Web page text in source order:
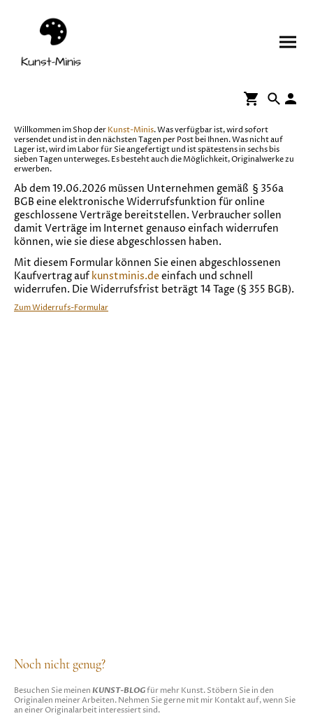
Willkommen im Shop der Kunst-Minis. Was verfügbar ist, wird sofort
versendet und ist in den nächsten Tagen per Post bei Ihnen. Was nicht auf
Lager ist, wird im Labor für Sie angefertigt und ist spätestens in sechs bis
sieben Tagen unterweges. Es besteht auch die Möglichkeit, Originalwerke zu
erwerben.
Ab dem 19.06.2026 müssen Unternehmen gemäß § 356a
BGB eine elektronische Widerrufsfunktion für online
geschlossene Verträge bereitstellen. Verbraucher sollen
damit Verträge im Internet genauso einfach widerrufen
können, wie sie diese abgeschlossen haben.
Mit diesem Formular können Sie einen abgeschlossenen
Kaufvertrag auf kunstminis.deeinfach und schnell
widerrufen. Die Widerrufsfrist beträgt 14 Tage (§ 355 BGB).
Zum Widerrufs-Formular
Noch nicht genug?
Besuchen Sie meinen KUNST-BLOGfür mehr Kunst. Stöbern Sie in den
Originalen meiner Arbeiten. Nehmen Sie gerne mit mir Kontakt auf, wenn Sie
an einer Originalarbeit interessiert sind.